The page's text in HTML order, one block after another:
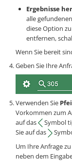
Ergebnisse
alle
diese Option
entfernen,
Wenn Sie bereit
Geben Sie Ihre
Verwenden Sie
Vorkommen zum
auf das
Symbol
Sie auf das
Um Ihre Anfrage
neben dem